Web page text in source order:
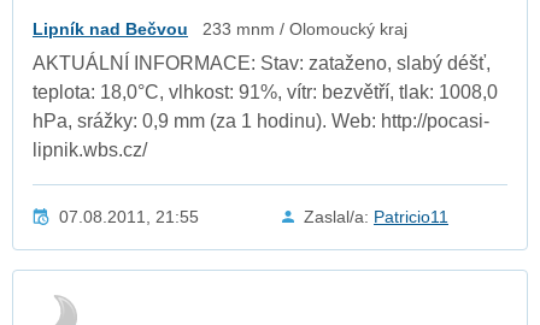
Lipník nad Bečvou 233 mnm / Olomoucký kraj
AKTUÁLNÍ INFORMACE: Stav: zataženo, slabý déšť,
teplota: 18,0°C, vlhkost: 91%, vítr: bezvětří, tlak: 1008,0
hPa, srážky: 0,9 mm (za 1 hodinu). Web: http://pocasi-
lipnik.wbs.cz/
07.08.2011, 21:55 Zaslal/a: Patricio11